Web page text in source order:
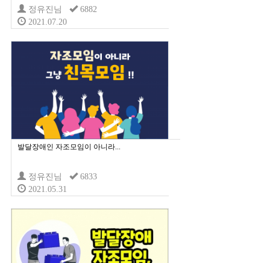
정유진님
6882
2021.07.20
발달장애인 자조모임이 아니라...
정유진님
6833
2021.05.31